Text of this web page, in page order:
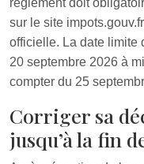
règlement doit
sur le site
officielle. La date limite
20 septembre 2026 à
compter du 25
Corriger sa
jusqu’à la fin